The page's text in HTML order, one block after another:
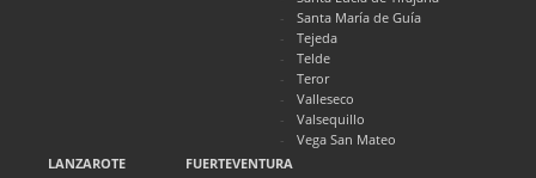
Santa María de Guía
Tejeda
Telde
Teror
Valleseco
Valsequillo
Vega San Mateo
LANZAROTE
FUERTEVENTURA